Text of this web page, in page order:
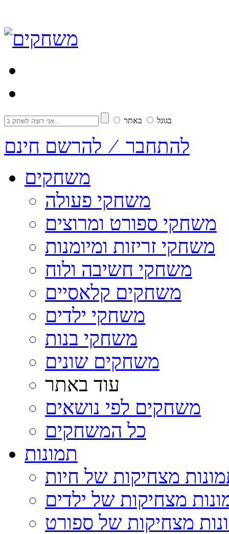
בגוגל באתר
להתחבר ⁄ להרשם חינם
משחקים
משחקי פעולה
משחקי ספורט ומרוצים
משחקי זריזות ומיומנות
משחקי חשיבה ולוח
משחקים קלאסיים
משחקי ילדים
משחקי בנות
משחקים שונים
עוד באתר
משחקים לפי נושאים
כל המשחקים
תמונות
מצחיקות של חיות
מצחיקות של ילדים
מצחיקות של ספורט